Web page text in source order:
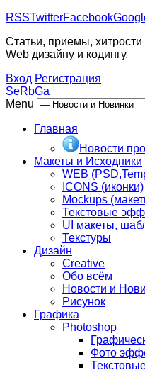
RSSTwitterFacebook
Статьи, приемы,
Web дизайну и кодингу.
Вход Регистрация
SeRbGa
Menu
Главная
Новости
Макеты и Исходники
WEB
ICONS (иконки)
Mockups
Текстовые
UI макеты,
Текстуры
Дизайн
Creative
Обо всём
Новости и
Рисунок
Графика
Photoshop
Фото